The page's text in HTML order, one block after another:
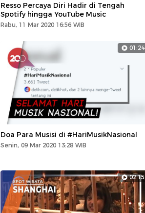
Resso Percaya Diri Hadir di Tengah
Spotify hingga YouTube Music
Rabu, 11 Mar 2020 16:56 WIB
01:24
Doa Para Musisi di #HariMusikNasional
Senin, 09 Mar 2020 13:28 WIB
02:15